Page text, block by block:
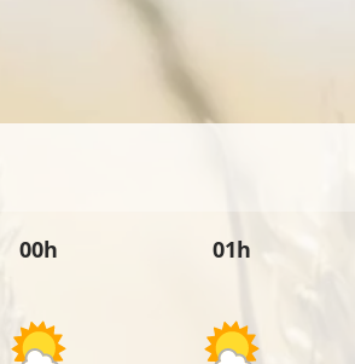
00h 01h